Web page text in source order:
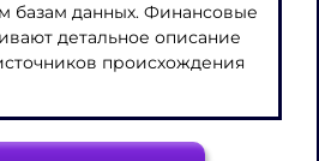
базам данных. Финансовые
детальное описание
происхождения